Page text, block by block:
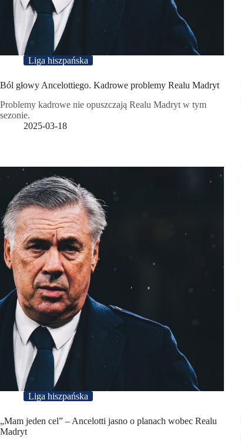
Liga hiszpańska
Ból głowy Ancelottiego. Kadrowe problemy Realu Madryt
Problemy kadrowe nie opuszczają Realu Madryt w tym
sezonie.
2025-03-18
Liga hiszpańska
„Mam jeden cel” – Ancelotti jasno o planach wobec Realu
Madryt